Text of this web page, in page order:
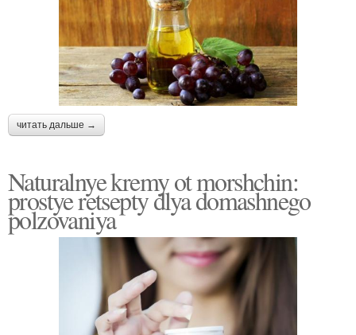
читать дальше →
Naturalnye kremy ot morshchin:
prostye retsepty dlya domashnego
polzovaniya